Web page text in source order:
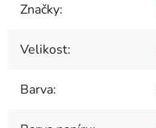
Značky:
Velikost:
Barva: